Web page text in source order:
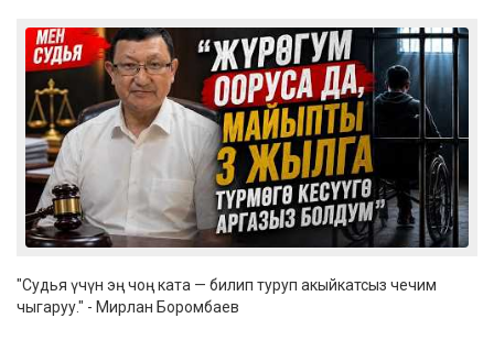
"Судья үчүн эң чоң ката — билип туруп акыйкатсыз чечим
чыгаруу." - Мирлан Боромбаев